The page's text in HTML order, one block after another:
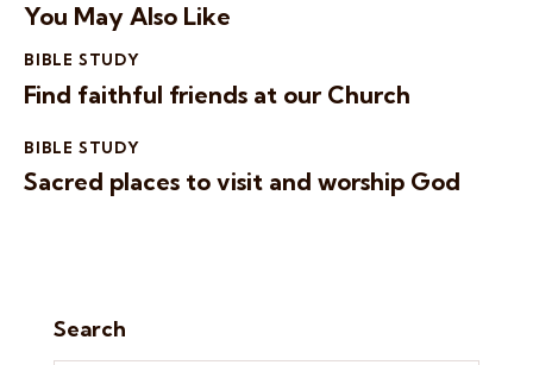
You May Also Like
BIBLE STUDY
Find faithful friends at our Church
BIBLE STUDY
Sacred places to visit and worship God
Search